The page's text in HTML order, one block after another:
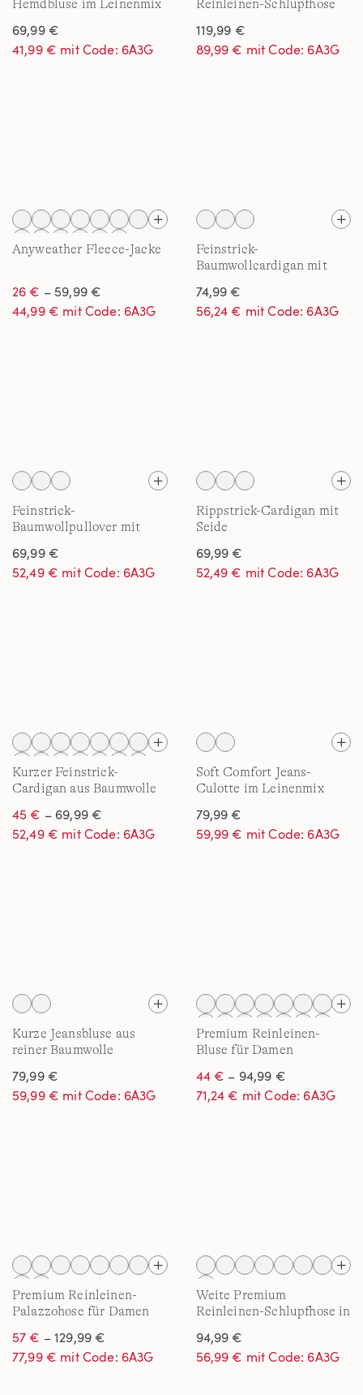
Hemdbluse im Leinenmix
69,99 €
41,99 € mit Code: 6A3G
Reinleinen-Schlupfhose
119,99 €
89,99 € mit Code: 6A3G
Anyweather Fleece-Jacke
26 € – 59,99 €
44,99 € mit Code: 6A3G
Feinstrick-
Baumwollcardigan mit
74,99 €
56,24 € mit Code: 6A3G
Feinstrick-
Baumwollpullover mit
69,99 €
52,49 € mit Code: 6A3G
Rippstrick-Cardigan mit
Seide
69,99 €
52,49 € mit Code: 6A3G
Kurzer Feinstrick-
Cardigan aus Baumwolle
45 € – 69,99 €
52,49 € mit Code: 6A3G
Soft Comfort Jeans-
Culotte im Leinenmix
79,99 €
59,99 € mit Code: 6A3G
Kurze Jeansbluse aus
reiner Baumwolle
79,99 €
59,99 € mit Code: 6A3G
Premium Reinleinen-
Bluse für Damen
44 € – 94,99 €
71,24 € mit Code: 6A3G
Premium Reinleinen-
Palazzohose für Damen
57 € – 129,99 €
77,99 € mit Code: 6A3G
Weite Premium
Reinleinen-Schlupfhose in
94,99 €
56,99 € mit Code: 6A3G